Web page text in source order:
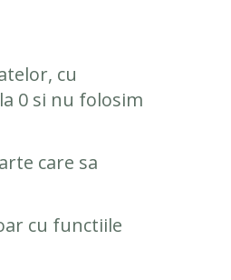
cu
0 si nu folosim
care sa
cu functiile